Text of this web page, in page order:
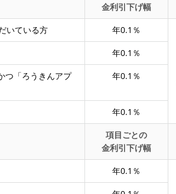
金利引下げ幅
いている方 年0.1％
年0.1％
つ「ろうきんアプ
年0.1％
年0.1％
項目ごとの
金利引下げ幅
年0.1％